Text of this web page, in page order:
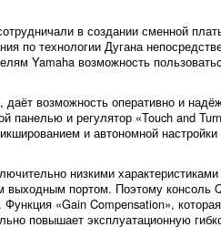
в создании сменной
по технологии Дугана
Yamaha возможность
возможность оперативно и
и регулятор «Touch and
и автономной
низкими
портом. Поэтому консоль
«Gain Compensation»,
повышает эксплуатационную